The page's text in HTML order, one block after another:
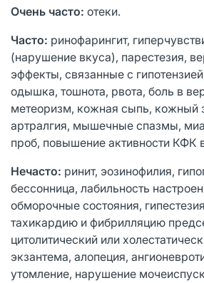
Очень часто: отеки.
Часто: ринофарингит,
(нарушение вкуса), парестезия,
эффекты, связанные с
одышка, тошнота, рвота, боль в
метеоризм, кожная сыпь, кожный
артралгия, мышечные спазмы,
проб, повышение активности КФК
Нечасто: ринит, эозинофилия,
бессонница, лабильность
обморочные состояния,
тахикардию и фибрилляцию
цитолитический или
экзантема, алопеция,
утомление, нарушение